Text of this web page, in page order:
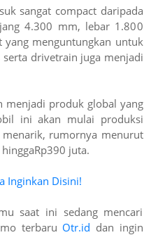
sangat compact daripada
4.300 mm, lebar 1.800
menguntungkan untuk
drivetrain juga menjadi
menjadi produk global yang
ini akan mulai produksi
menarik, rumornya menurut
juta.
Inginkan Disini!
saat ini sedang mencari
terbaru Otr.id dan ingin